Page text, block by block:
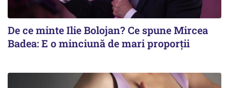
De ce minte Ilie Bolojan? Ce spune Mircea
Badea: E o minciună de mari proporții